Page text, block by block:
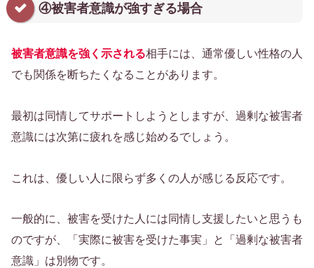
④被害者意識が強すぎる場合
被害者意識を強く示される相手には、通常優しい性格の人
でも関係を断ちたくなることがあります。
最初は同情してサポートしようとしますが、過剰な被害者
意識には次第に疲れを感じ始めるでしょう。
これは、優しい人に限らず多くの人が感じる反応です。
一般的に、被害を受けた人には同情し支援したいと思うも
のですが、「実際に被害を受けた事実」と「過剰な被害者
意識」は別物です。